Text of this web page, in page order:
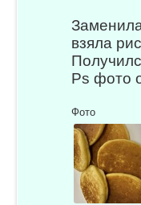
взяла
Ps фото
Фото